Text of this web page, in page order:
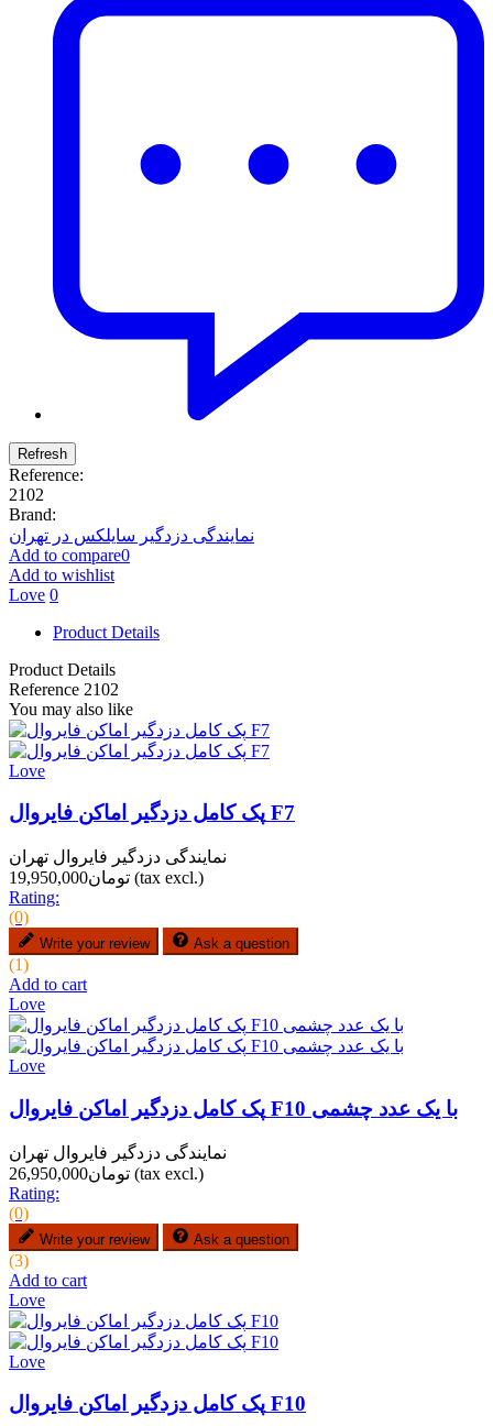
Reference:
2102
Brand:
نمایندگی دزدگیر سایلکس در تهران
Add to compare0
Add to wishlist
Love 0
Product Details
Product Details
Reference 2102
You may also like
Love
پک کامل دزدگیر اماکن فایروال F7
نمایندگی دزدگیر فایروال تهران
تومان19,950,000 (tax excl.)
Rating:
(0)
Write your review Ask a question
(1)
Add to cart
Love
Love
پک کامل دزدگیر اماکن فایروال F10 با یک عدد چشمی
نمایندگی دزدگیر فایروال تهران
تومان26,950,000 (tax excl.)
Rating:
(0)
Write your review Ask a question
(3)
Add to cart
Love
Love
پک کامل دزدگیر اماکن فایروال F10